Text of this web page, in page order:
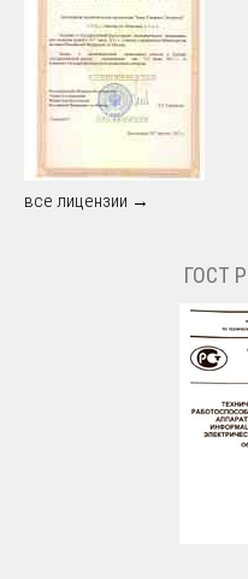
все лицензии →
ГОСТ